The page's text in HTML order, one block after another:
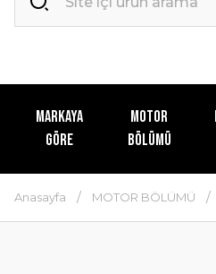
MARKAYA
GÖRE
MOTOR
BÖLÜMÜ
Anasayfa MOTOR BÖLÜMÜ